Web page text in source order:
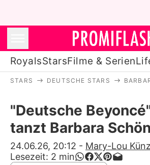
RoyalsStarsFilme & Serien
Stars
Filme & Serien
Lifestyle
STARS DEUTSCHE STARS
"Deutsche
tanzt Barbara
24.06.26, 20:12 - Mary-Lou
Lesezeit: 2 min